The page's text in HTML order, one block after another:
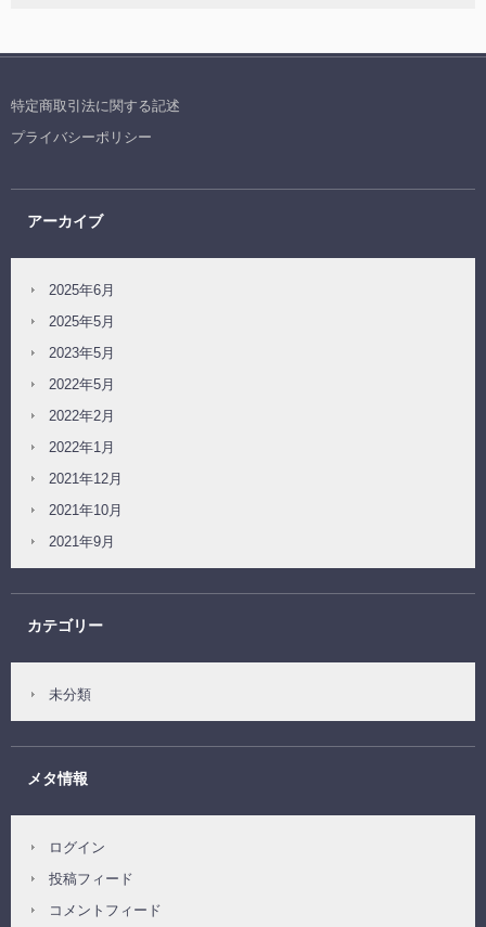
特定商取引法に関する記述
プライバシーポリシー
アーカイブ
2025年6月
2025年5月
2023年5月
2022年5月
2022年2月
2022年1月
2021年12月
2021年10月
2021年9月
カテゴリー
未分類
メタ情報
ログイン
投稿フィード
コメントフィード